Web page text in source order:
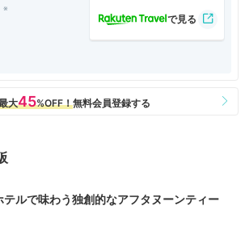
テルで味わう独創的なアフタヌーンティー